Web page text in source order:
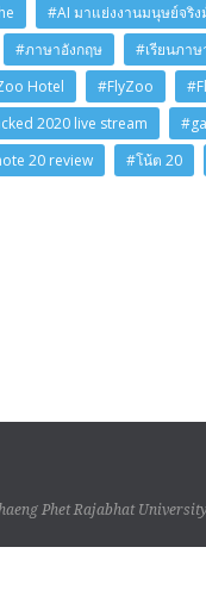
#AI มาแย่งงานมนุษย์จริง
#ภาษาอังกฤษ #เรียนภา
Hotel #FlyZoo
2020 live stream
20 review #โน้ต 20
Phet Rajabhat University